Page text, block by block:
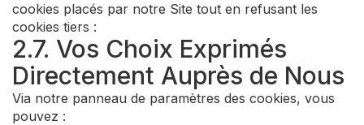
cookies placés par notre Site tout en refusant les
cookies tiers :
2.7. Vos Choix Exprimés
Directement Auprès de Nous
Via notre panneau de paramètres des cookies, vous
pouvez :